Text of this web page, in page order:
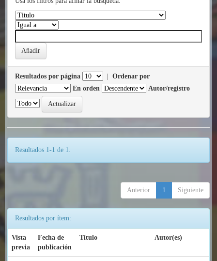
Resultados por página
Ordenar por
En orden
Autor/registro
Resultados 1-1 de 1.
Anterior 1 Siguiente
Resultados por ítem:
Vista
previa
Fecha de
publicación
Título Autor(es)